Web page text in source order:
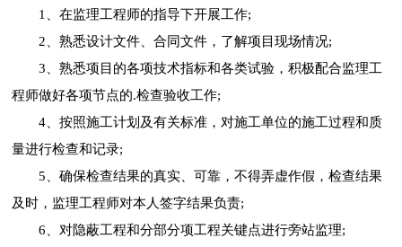
1、在监理工程师的指导下开展工作;
2、熟悉设计文件、合同文件，了解项目现场情况;
3、熟悉项目的各项技术指标和各类试验，积极配合监理工
程师做好各项节点的.检查验收工作;
4、按照施工计划及有关标准，对施工单位的施工过程和质
量进行检查和记录;
5、确保检查结果的真实、可靠，不得弄虚作假，检查结果
及时，监理工程师对本人签字结果负责;
6、对隐蔽工程和分部分项工程关键点进行旁站监理;